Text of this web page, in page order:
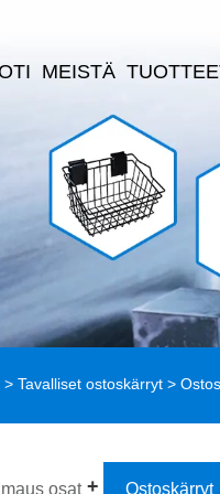
MEISTÄ
>Tavalliset ostoskärryt >
osat Ostoskärryt